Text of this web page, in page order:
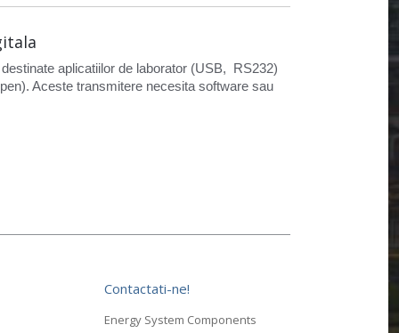
aplicatiilor de laborator (USB, RS232)
Aceste transmitere necesita software sau
Contactati-ne!
Energy System Components